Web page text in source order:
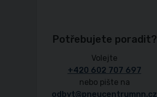
Potřebujete poradit?
Volejte
+420 602 707 697
nebo pište na
odbyt@pneucentrumnn.cz